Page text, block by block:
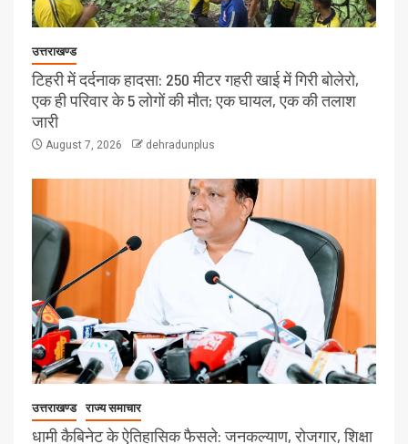
उत्तराखण्ड
टिहरी में दर्दनाक हादसा: 250 मीटर गहरी खाई में गिरी बोलेरो,
एक ही परिवार के 5 लोगों की मौत; एक घायल, एक की तलाश
जारी
August 7, 2026 dehradunplus
उत्तराखण्ड राज्य समाचार
धामी कैबिनेट के ऐतिहासिक फैसले: जनकल्याण, रोजगार, शिक्षा